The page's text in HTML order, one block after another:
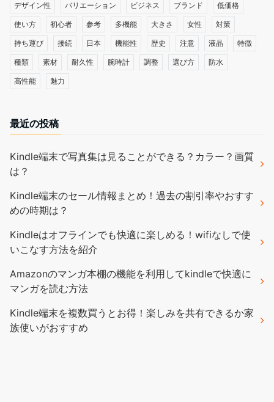
デザイン性 バリエーション ビジネス ブランド 低価格
使い方 初心者 参考 多機能 大きさ 女性 対策
持ち運び 接続 日本 機能性 歴史 注意 液晶 特徴
種類 素材 耐久性 腕時計 調整 選び方 防水
高性能 魅力
最近の投稿
Kindle端末で写真集は見ることができる？カラー？画質
は？
Kindle端末のセール情報まとめ！過去の割引率やおすす
めの時期は？
Kindleはオフラインでも快適に楽しめる！wifiなしで使
いこなす方法を紹介
Amazonのマンガ本棚の機能を利用してkindleで快適に
マンガを読む方法
Kindle端末を複数買うとお得！楽しみを共有できるか家
族使いがおすすめ